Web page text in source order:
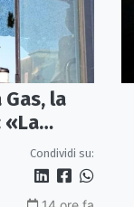
la
Condividi su: